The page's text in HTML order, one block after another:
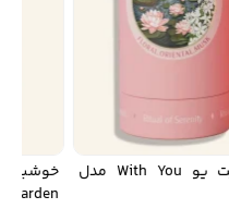
خوشبو کننده محیط ویت یو With You مدل
Garden